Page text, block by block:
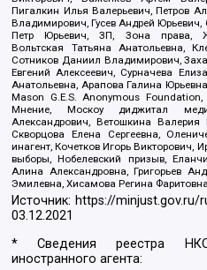
Пигалкин Илья Валерьевич, Петров
Владимирович, Гусев Андрей
Петр Юрьевич, ЗП, Зона права,
Вольтская Татьяна Анатольевна,
Сотников Даниил Владимирович,
Евгений Алексеевич, Сурначева
Анатольевна, Арапова Галина
Mason G.E.S. Anonymous
Мнение, Москоу диджитал
Александрович, Ветошкина
Скворцова Елена Сергеевна,
инагент, Кочетков Игорь Викторович,
выборы, Нобелевский призыв,
Алина Александровна, Григорьев
Эмилевна, Хисамова Регина Фаритовна
Источник: https://
03.12.2021
* Сведения реестра
иностранного агента: